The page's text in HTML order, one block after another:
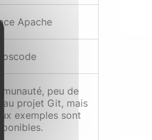
Apache
Opscode
peu de
au projet Git, mais
exemples sont